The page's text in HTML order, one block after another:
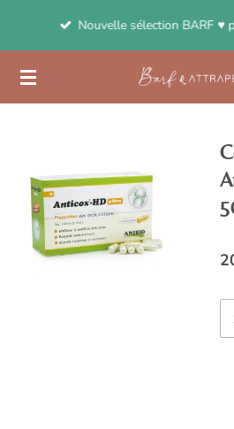
principal
Nouvelle sélection BARF ♥